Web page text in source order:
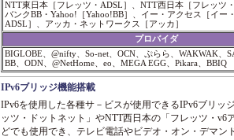
NTT東日本［フレッツ・ADSL］、NTT西日本［フレッツ
バンクBB・Yahoo!［Yahoo!BB］、イー・アクセス［イー
ADSL］、アッカ・ネットワークス［アッカ］
プロバイダ
BIGLOBE、@nifty、So-net、OCN、ぷらら、WAKWAK、
BB、ODN、@NetHome、eo、MEGA EGG、Pikara、BBIQ
IPv6ブリッジ機能搭載
IPv6を使用した各種サ－ビスが使用できるIPv6ブリッ
ッツ・ドットネット」やNTT西日本の「フレッツ・
どでも使用でき、テレビ電話やビデオ・オン・デマン